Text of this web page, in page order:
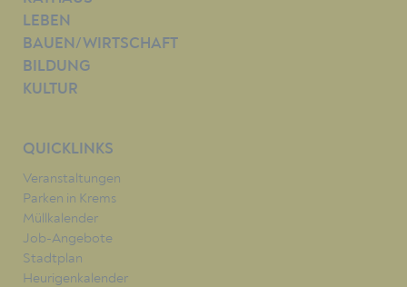
LEBEN
BAUEN/WIRTSCHAFT
BILDUNG
KULTUR
QUICKLINKS
Veranstaltungen
Parken in Krems
Müllkalender
Job-Angebote
Stadtplan
Heurigenkalender